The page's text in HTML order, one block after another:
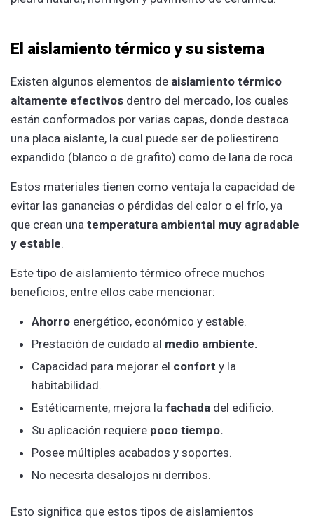
El aislamiento térmico y su sistema
Existen algunos elementos de aislamiento térmico
altamente efectivos dentro del mercado, los cuales
están conformados por varias capas, donde destaca
una placa aislante, la cual puede ser de poliestireno
expandido (blanco o de grafito) como de lana de roca.
Estos materiales tienen como ventaja la capacidad de
evitar las ganancias o pérdidas del calor o el frío, ya
que crean una temperatura ambiental muy agradable
y estable.
Este tipo de aislamiento térmico ofrece muchos
beneficios, entre ellos cabe mencionar:
Ahorro energético, económico y estable.
Prestación de cuidado al medio ambiente.
Capacidad para mejorar el confort y la
habitabilidad.
Estéticamente, mejora la fachada del edificio.
Su aplicación requiere poco tiempo.
Posee múltiples acabados y soportes.
No necesita desalojos ni derribos.
Esto significa que estos tipos de aislamientos